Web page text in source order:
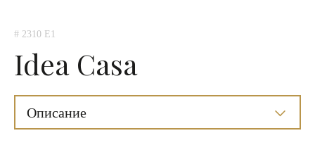
# 2310 E1
Idea Casa
Описание